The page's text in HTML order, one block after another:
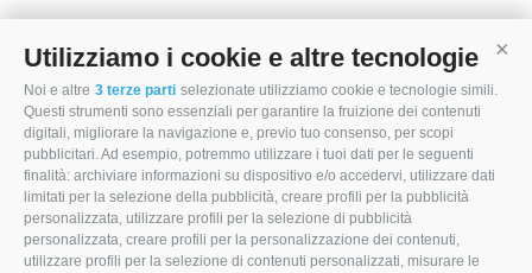
Utilizziamo i cookie e altre tecnologie
Noi e altre 3 terze parti selezionate utilizziamo cookie e tecnologie simili.
Questi strumenti sono essenziali per garantire la fruizione dei contenuti
digitali, migliorare la navigazione e, previo tuo consenso, per scopi
pubblicitari. Ad esempio, potremmo utilizzare i tuoi dati per le seguenti
finalità: archiviare informazioni su dispositivo e/o accedervi, utilizzare dati
limitati per la selezione della pubblicità, creare profili per la pubblicità
personalizzata, utilizzare profili per la selezione di pubblicità
personalizzata, creare profili per la personalizzazione dei contenuti,
utilizzare profili per la selezione di contenuti personalizzati, misurare le
Via Modena, 22
47853 Coriano (RN)
0541.657874